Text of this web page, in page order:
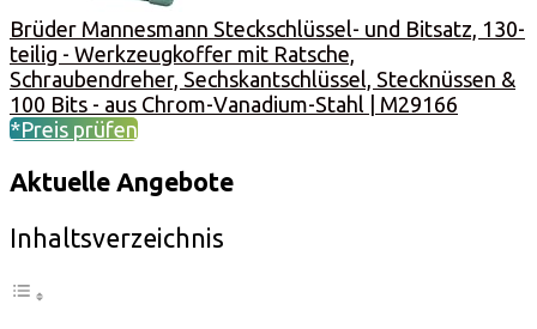
Brüder Mannesmann Steckschlüssel- und Bitsatz, 130-
teilig - Werkzeugkoffer mit Ratsche,
Schraubendreher, Sechskantschlüssel, Stecknüssen &
100 Bits - aus Chrom-Vanadium-Stahl | M29166
*Preis prüfen
Aktuelle Angebote
Inhaltsverzeichnis